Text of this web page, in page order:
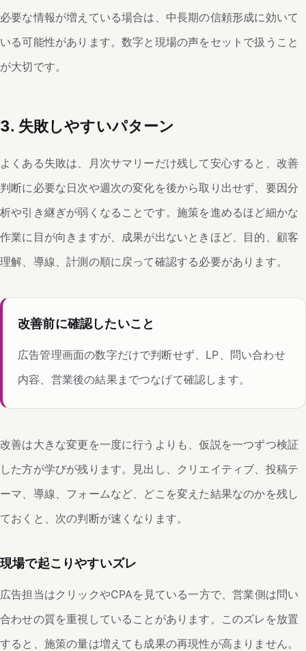
必要な情報が増えている場合は、中長期の信頼形成に効いて
いる可能性があります。数字と現場の声をセットで扱うこと
が大切です。
3. 失敗しやすいパターン
よくある失敗は、月次サマリーだけ残して安心すると、改善
判断に必要な日次や週次の変化を後から取り出せず、要因分
析や引き継ぎが弱くなることです。施策を進めるほど細かな
作業に目が向きますが、成果が出ないときほど、目的、顧客
理解、導線、計測の順に戻って確認する必要があります。
改善前に確認したいこと
広告管理画面の数字だけで判断せず、LP、問い合わせ
内容、営業後の結果までつなげて確認します。
改善は大きな変更を一度に行うよりも、仮説を一つずつ検証
した方が学びが残ります。見出し、クリエイティブ、投稿テ
ーマ、導線、フォームなど、どこを変えた結果なのかを残し
ておくと、次の判断が速くなります。
現場で起こりやすいズレ
広告担当はクリックやCPAを見ている一方で、営業側は問い
合わせの質を重視していることがあります。このズレを放置
すると、施策の量は増えても成果の再現性が高まりません。